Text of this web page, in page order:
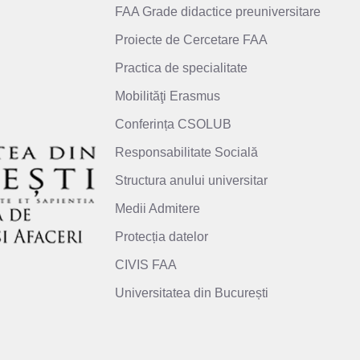
FAA Grade didactice preuniversitare
Proiecte de Cercetare FAA
Practica de specialitate
Mobilităţi Erasmus
Conferința CSOLUB
Responsabilitate Socială
Structura anului universitar
Medii Admitere
Protecția datelor
CIVIS FAA
Universitatea din București